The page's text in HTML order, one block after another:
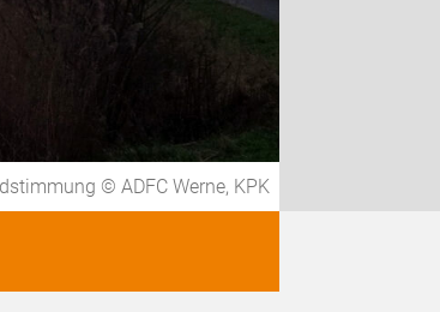
© ADFC Werne, KPK